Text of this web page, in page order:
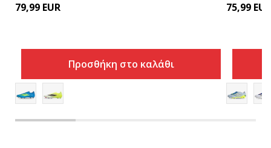
79,99 EUR
Προσθήκη στο καλάθι
75,99 EUR